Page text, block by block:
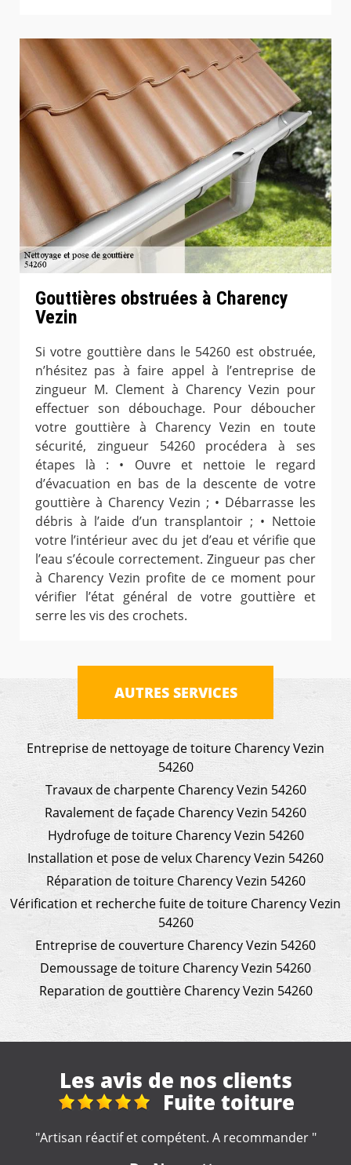
Gouttières obstruées à Charency
Vezin
Si votre gouttière dans le 54260 est obstruée,
n’hésitez pas à faire appel à l’entreprise de
zingueur M. Clement à Charency Vezin pour
effectuer son débouchage. Pour déboucher
votre gouttière à Charency Vezin en toute
sécurité, zingueur 54260 procédera à ses
étapes là : • Ouvre et nettoie le regard
d’évacuation en bas de la descente de votre
gouttière à Charency Vezin ; • Débarrasse les
débris à l’aide d’un transplantoir ; • Nettoie
votre l’intérieur avec du jet d’eau et vérifie que
l’eau s’écoule correctement. Zingueur pas cher
à Charency Vezin profite de ce moment pour
vérifier l’état général de votre gouttière et
serre les vis des crochets.
AUTRES SERVICES
Entreprise de nettoyage de toiture Charency Vezin
54260
Travaux de charpente Charency Vezin 54260
Ravalement de façade Charency Vezin 54260
Hydrofuge de toiture Charency Vezin 54260
Installation et pose de velux Charency Vezin 54260
Réparation de toiture Charency Vezin 54260
Vérification et recherche fuite de toiture Charency Vezin
54260
Entreprise de couverture Charency Vezin 54260
Demoussage de toiture Charency Vezin 54260
Reparation de gouttière Charency Vezin 54260
Les avis de nos clients
"
Super
"Travail rapide et soigné. Je